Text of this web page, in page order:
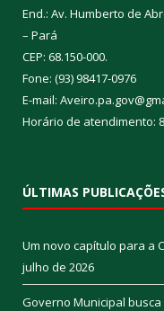
End.: Av. Humberto de
– Pará
CEP: 68.150-000.
Fone: (93) 98417-0976
E-mail:
Horário de atendimento:
ÚLTIMAS
Um novo capítulo para a
julho de 2026
Governo Municipal